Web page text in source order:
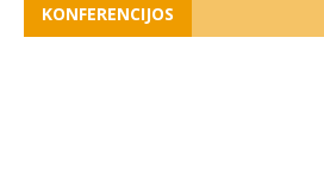
KONFERENCIJOS